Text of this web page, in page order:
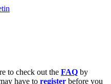
to check out the FAQ by
have to register before you